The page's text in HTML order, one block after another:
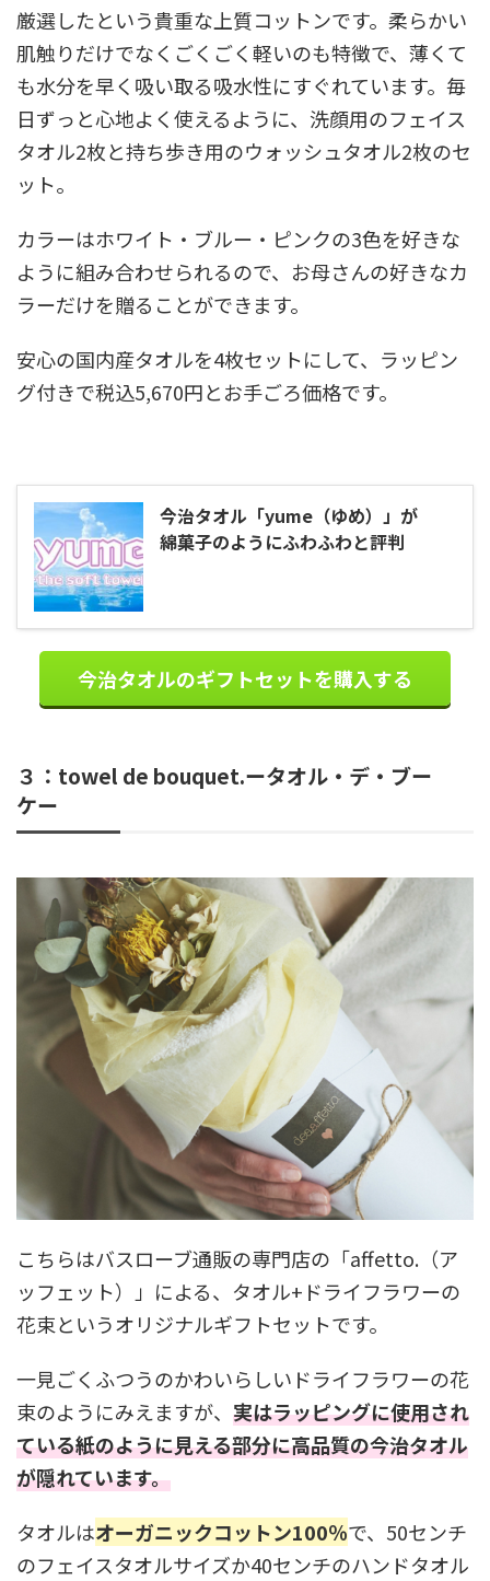
厳選したという貴重な上質コットンです。柔らかい
肌触りだけでなくごくごく軽いのも特徴で、薄くて
も水分を早く吸い取る吸水性にすぐれています。毎
日ずっと心地よく使えるように、洗顔用のフェイス
タオル2枚と持ち歩き用のウォッシュタオル2枚のセ
ット。
カラーはホワイト・ブルー・ピンクの3色を好きな
ように組み合わせられるので、お母さんの好きなカ
ラーだけを贈ることができます。
安心の国内産タオルを4枚セットにして、ラッピン
グ付きで税込5,670円とお手ごろ価格です。
今治タオル「yume（ゆめ）」が
綿菓子のようにふわふわと評判
今治タオルのギフトセットを購入する
３：towel de bouquet.ータオル・デ・ブー
ケー
こちらはバスローブ通販の専門店の「affetto.（ア
ッフェット）」による、タオル+ドライフラワーの
花束というオリジナルギフトセットです。
一見ごくふつうのかわいらしいドライフラワーの花
束のようにみえますが、 実はラッピングに使用され
ている紙のように見える部分に高品質の今治タオル
が隠れています。
タオルはオーガニックコットン100％で、50センチ
のフェイスタオルサイズか40センチのハンドタオル